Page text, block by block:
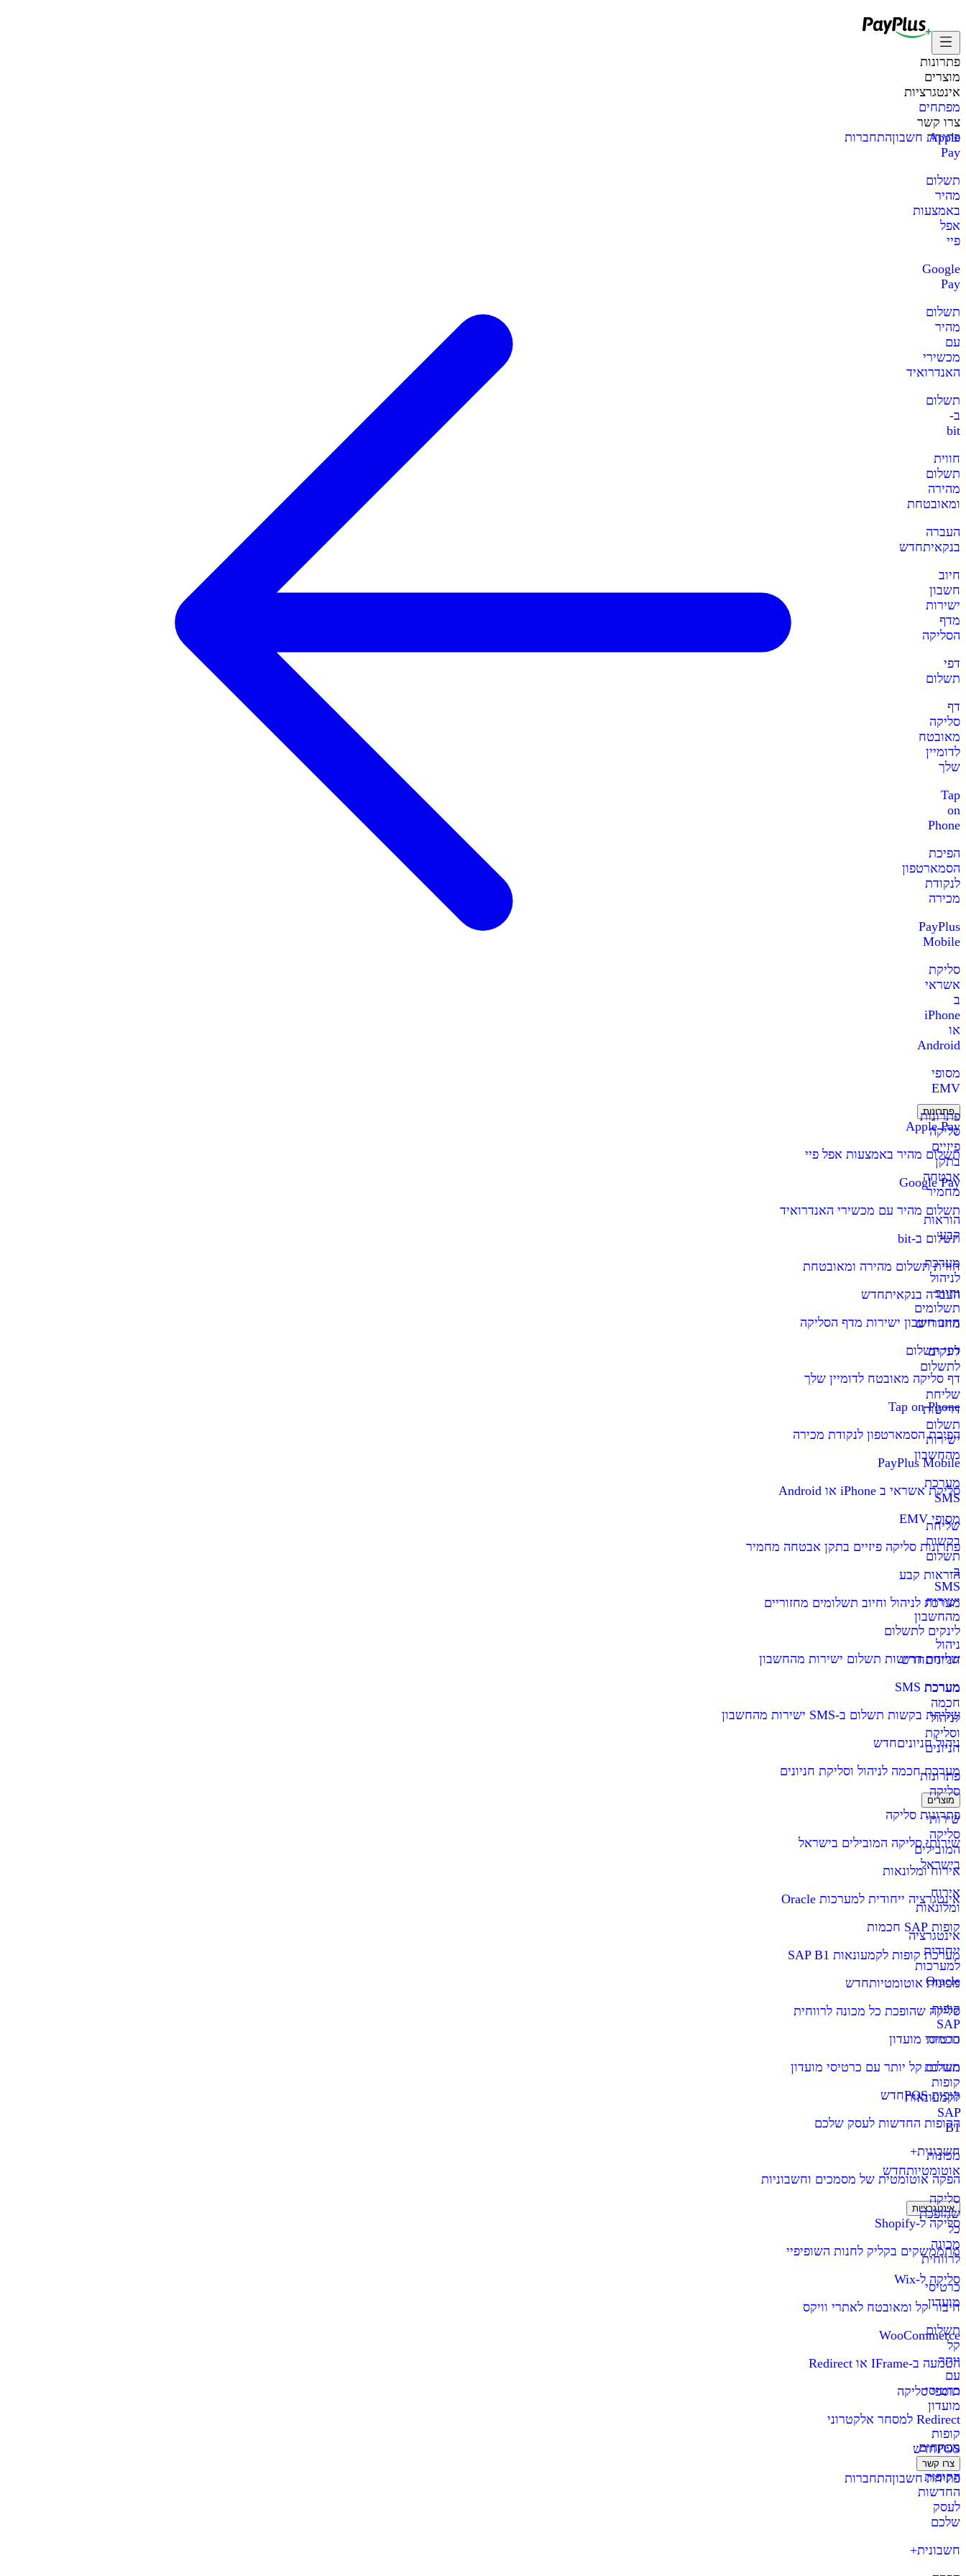
פתרונות
מוצרים
אינטגרציות
מפתחים
צרו קשר
Apple
Pay
תשלום
מהיר
באמצעות
אפל
פיי
Google
Pay
תשלום
מהיר
עם
מכשירי
האנדרואיד
תשלום
ב-
bit
חווית
תשלום
מהירה
ומאובטחת
העברה
בנקאיתחדש
חיוב
חשבון
ישירות
מדף
הסליקה
דפי
תשלום
דף
סליקה
מאובטח
לדומיין
שלך
Tap
on
Phone
הפיכת
הסמארטפון
לנקודת
מכירה
PayPlus
Mobile
סליקת
אשראי
ב
iPhone
או
Android
מסופי
EMV
פתרונות
סליקה
פיזיים
בתקן
אבטחה
מחמיר
הוראות
קבע
מערכת
לניהול
וחיוב
תשלומים
מחזוריים
לינקים
לתשלום
שליחת
דרישות
תשלום
ישירות
מהחשבון
מערכת
SMS
שליחת
בקשות
תשלום
ב-
SMS
ישירות
מהחשבון
ניהול
חניוניםחדש
מערכת
חכמה
לניהול
וסליקת
חניונים
פתרונות
סליקה
שירותי
סליקה
המובילים
בישראל
אירוח
ומלונאות
אינטגרציה
ייחודית
למערכות
Oracle
קופות
SAP
חכמות
מערכת
קופות
לקמעונאות
SAP
B1
מכונות
אוטומטיותחדש
סליקה
שהופכת
כל
מכונה
לרווחית
כרטיסי
מועדון
תשלום
קל
יותר
עם
כרטיסי
מועדון
קופות
POSחדש
הקופות
החדשות
לעסק
שלכם
חשבונית+
פתיחת חשבוןהתחברות
פתרונות
Apple Pay
תשלום מהיר באמצעות אפל פיי
Google Pay
תשלום מהיר עם מכשירי האנדרואיד
תשלום ב-bit
חווית תשלום מהירה ומאובטחת
העברה בנקאיתחדש
חיוב חשבון ישירות מדף הסליקה
דפי תשלום
דף סליקה מאובטח לדומיין שלך
Tap on Phone
הפיכת הסמארטפון לנקודת מכירה
PayPlus Mobile
סליקת אשראי ב iPhone או Android
מסופי EMV
פתרונות סליקה פיזיים בתקן אבטחה מחמיר
הוראות קבע
מערכת לניהול וחיוב תשלומים מחזוריים
לינקים לתשלום
שליחת דרישות תשלום ישירות מהחשבון
מערכת SMS
שליחת בקשות תשלום ב-SMS ישירות מהחשבון
ניהול חניוניםחדש
מערכת חכמה לניהול וסליקת חניונים
מוצרים
פתרונות סליקה
שירותי סליקה המובילים בישראל
אירוח ומלונאות
אינטגרציה ייחודית למערכות Oracle
קופות SAP חכמות
מערכת קופות לקמעונאות SAP B1
מכונות אוטומטיותחדש
סליקה שהופכת כל מכונה לרווחית
כרטיסי מועדון
תשלום קל יותר עם כרטיסי מועדון
קופות POS
חדש
הקופות החדשות לעסק שלכם
חשבונית+
הפקה אוטומטית של מסמכים וחשבוניות
אינטגרציות
סליקה ל-Shopify
מתממשקים בקליק לחנות השופיפיי
סליקה ל-Wix
חיבור קל ומאובטח לאתרי וויקס
WooCommerce
הטמעה ב-IFrame או Redirect
תוספי סליקה
Redirect למסחר אלקטרוני
מפתחים
צרו קשר
פתיחת חשבוןהתחברות